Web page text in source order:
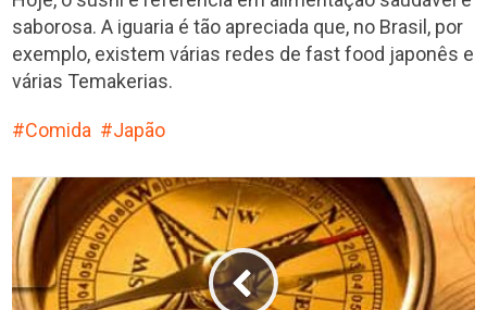
saborosa. A iguaria é tão apreciada que, no Brasil, por
exemplo, existem várias redes de fast food japonês e
várias Temakerias.
Comida Japão